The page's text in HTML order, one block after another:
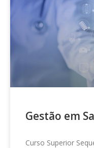
Gestão em
Curso Superior